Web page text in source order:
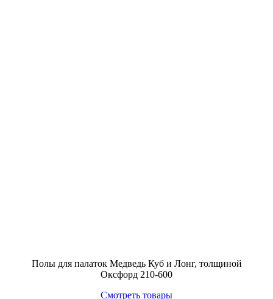
Полы для палаток Медведь Куб и Лонг, толщиной
Оксфорд 210-600
Смотреть товары